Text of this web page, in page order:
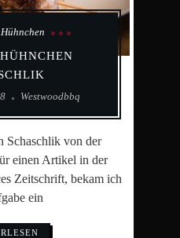
Westwoodbbq
Schaschlik von der
einen Artikel in der
Zeitschrift, bekam ich
ein